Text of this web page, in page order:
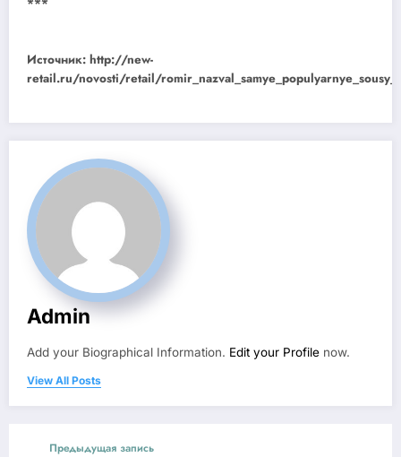
Источник: http://new-
retail.ru/novosti/retail/
Admin
Add your Biographical Information. Edit your Profile now.
View All Posts
Предыдущая запись